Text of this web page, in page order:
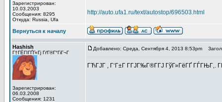
Зарегистрирован:
10.03.2003
Сообщения: 8295
Откуда: Russia, Ufa
http://auto.ufa1.ru/text/autostop/696503.html
Вернуться к началу
Hashish
Г†ГЁГІГҐГ«Гј ГґГ®Г°ГіГ¬Г
Зарегистрирован:
06.03.2008
Сообщения: 1231
Добавлено: Среда, Сентября 4, 2013 8:53pm
ГЋГЈГ , Г‘Г±Г Г­ГЈГ‰Г®Г­ГЈ ГўГ»ГёГҐ ГЃГЊГ‚.